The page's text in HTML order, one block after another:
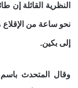
نحو ساعة من الإقلاع
إلى بكين.
وقال المتحدث